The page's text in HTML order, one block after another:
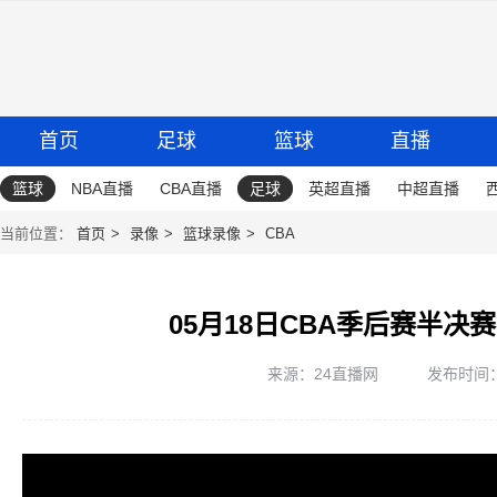
首页 足球 篮球 直播
篮球 NBA直播 CBA直播 足球 英超直播 中超直播
当前位置： 首页 录像 篮球录像 CBA
05月18日CBA季后赛半决
来源：24直播网 发布时间